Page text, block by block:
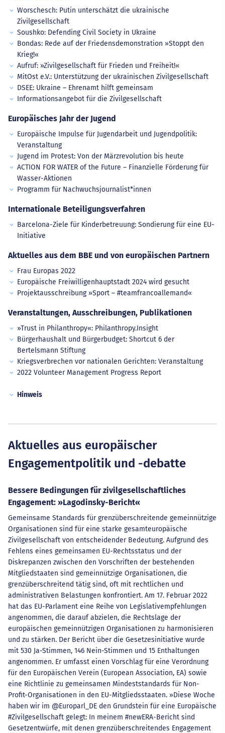
Worschesch: Putin unterschätzt die ukrainische
Zivilgesellschaft
Soushko: Defending Civil Society in Ukraine
Bondas: Rede auf der Friedensdemonstration »Stoppt den
Krieg!«
Aufruf: »Zivilgesellschaft für Frieden und Freiheit!«
MitOst e.V.: Unterstützung der ukrainischen Zivilgesellschaft
DSEE: Ukraine – Ehrenamt hilft gemeinsam
Informationsangebot für die Zivilgesellschaft
Europäisches Jahr der Jugend
Europäische Impulse für Jugendarbeit und Jugendpolitik:
Veranstaltung
Jugend im Protest: Von der Märzrevolution bis heute
ACTION FOR WATER of the Future – Finanzielle Förderung für
Wasser-Aktionen
Programm für Nachwuchsjournalist*innen
Internationale Beteiligungsverfahren
Barcelona-Ziele für Kinderbetreuung: Sondierung für eine EU-
Initiative
Aktuelles aus dem BBE und von europäischen Partnern
Frau Europas 2022
Europäische Freiwilligenhauptstadt 2024 wird gesucht
Projektausschreibung »Sport – #teamfrancoallemand«
Veranstaltungen, Ausschreibungen, Publikationen
»Trust in Philanthropy«: Philanthropy.Insight
Bürgerhaushalt und Bürgerbudget: Shortcut 6 der
Bertelsmann Stiftung
Kriegsverbrechen vor nationalen Gerichten: Veranstaltung
2022 Volunteer Management Progress Report
Hinweis
Aktuelles aus europäischer
Engagementpolitik und -debatte
Bessere Bedingungen für zivilgesellschaftliches
Engagement: »Lagodinsky-Bericht«
Gemeinsame Standards für grenzüberschreitende gemeinnützige
Organisationen sind für eine starke gesamteuropäische
Zivilgesellschaft von entscheidender Bedeutung. Aufgrund des
Fehlens eines gemeinsamen EU-Rechtsstatus und der
Diskrepanzen zwischen den Vorschriften der bestehenden
Mitgliedstaaten sind gemeinnützige Organisationen, die
grenzüberschreitend tätig sind, oft mit rechtlichen und
administrativen Belastungen konfrontiert. Am 17. Februar 2022
hat das EU-Parlament eine Reihe von Legislativempfehlungen
angenommen, die darauf abzielen, die Rechtslage der
europäischen gemeinnützigen Organisationen zu harmonisieren
und zu stärken. Der Bericht über die Gesetzesinitiative wurde
mit 530 Ja-Stimmen, 146 Nein-Stimmen und 15 Enthaltungen
angenommen. Er umfasst einen Vorschlag für eine Verordnung
für den Europäischen Verein (European Association, EA) sowie
eine Richtlinie zu gemeinsamen Mindeststandards für Non-
Profit-Organisationen in den EU-Mitgliedsstaaten. »Diese Woche
haben wir im @Europarl_DE den Grundstein für eine Europäische
#Zivilgesellschaft gelegt: In meinem #newERA-Bericht sind
Gesetzentwürfe, mit denen grenzüberschreitendes Engagement